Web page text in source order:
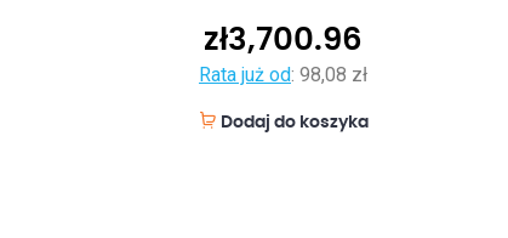
zł3,700.96
Rata już od: 98,08 zł
Dodaj do koszyka